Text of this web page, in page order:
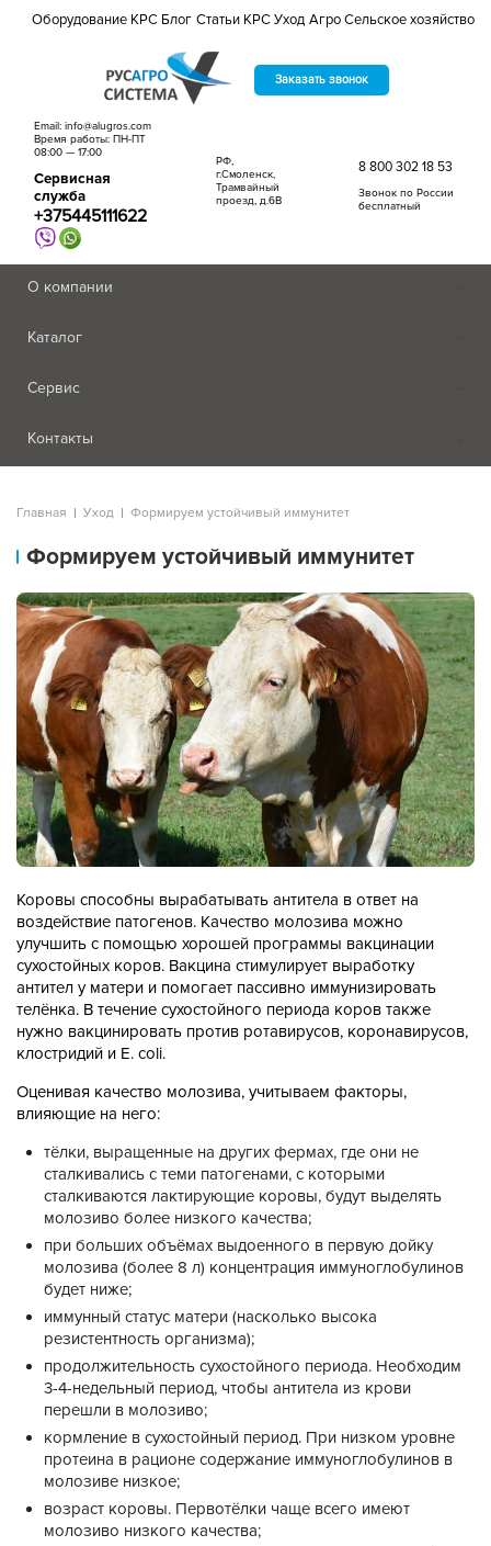
Оборудование КРС Блог Статьи КРС Уход Агро Сельское хозяйство
Email: info@alugros.com
Время работы: ПН-ПТ
08:00 — 17:00
Сервисная
служба
+375445111622
РФ,
г.Смоленск,
Трамвайный
проезд, д.6В
8 800 302 18 53
Звонок по России
бесплатный
Заказать звонок
О компании
Каталог
Сервис
Контакты
Главная Уход Формируем устойчивый иммунитет
Формируем устойчивый иммунитет
Коровы способны вырабатывать антитела в ответ на
воздействие патогенов. Качество молозива можно
улучшить с помощью хорошей программы вакцинации
сухостойных коров. Вакцина стимулирует выработку
антител у матери и помогает пассивно иммунизировать
телёнка. В течение сухостойного периода коров также
нужно вакцинировать против ротавирусов, коронавирусов,
клостридий и Е. coli.
Оценивая качество молозива, учитываем факторы,
влияющие на него:
тёлки, выращенные на других фермах, где они не
сталкивались с теми патогенами, с которыми
сталкиваются лактирующие коровы, будут выделять
молозиво более низкого качества;
при больших объёмах выдоенного в первую дойку
молозива (более 8 л) концентрация иммуноглобулинов
будет ниже;
иммунный статус матери (насколько высока
резистентность организма);
продолжительность сухостойного периода. Необходим
3-4-недельный период, чтобы антитела из крови
перешли в молозиво;
кормление в сухостойный период. При низком уровне
протеина в рационе содержание иммуноглобулинов в
молозиве низкое;
возраст коровы. Первотёлки чаще всего имеют
молозиво низкого качества;